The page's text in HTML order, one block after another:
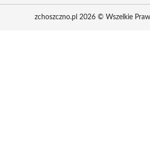
zchoszczno.pl 2026 © Wszelkie